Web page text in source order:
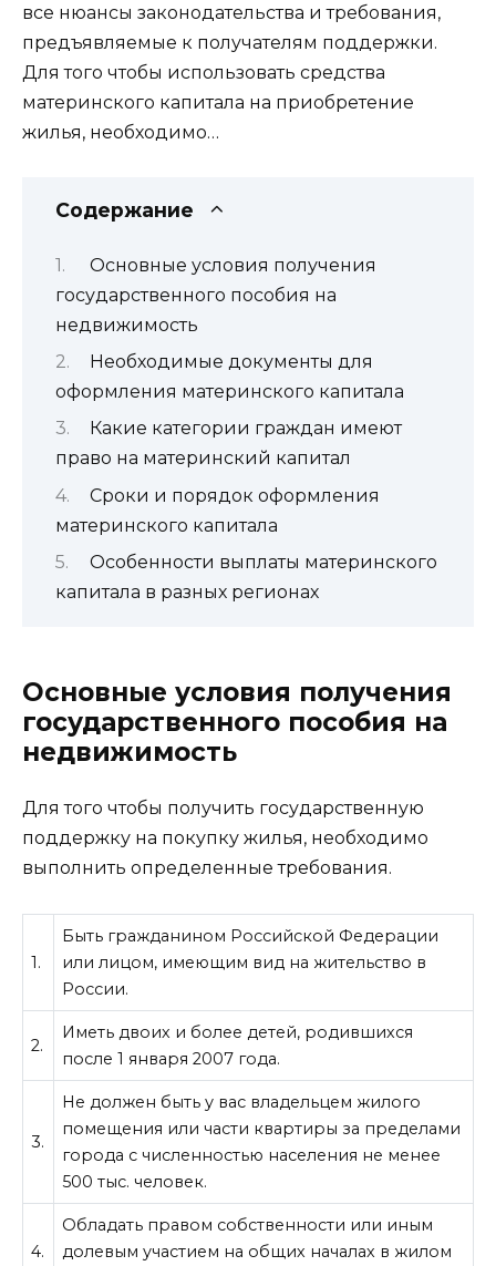
все нюансы законодательства и требования,
предъявляемые к получателям поддержки.
Для того чтобы использовать средства
материнского капитала на приобретение
жилья, необходимо…
Содержание
Основные условия получения
государственного пособия на
недвижимость
Необходимые документы для
оформления материнского капитала
Какие категории граждан имеют
право на материнский капитал
Сроки и порядок оформления
материнского капитала
Особенности выплаты материнского
капитала в разных регионах
Основные условия получения
государственного пособия на
недвижимость
Для того чтобы получить государственную
поддержку на покупку жилья, необходимо
выполнить определенные требования.
1.
Быть гражданином Российской Федерации
или лицом, имеющим вид на жительство в
России.
2.
Иметь двоих и более детей, родившихся
после 1 января 2007 года.
3.
Не должен быть у вас владельцем жилого
помещения или части квартиры за пределами
города с численностью населения не менее
500 тыс. человек.
4.
Обладать правом собственности или иным
долевым участием на общих началах в жилом